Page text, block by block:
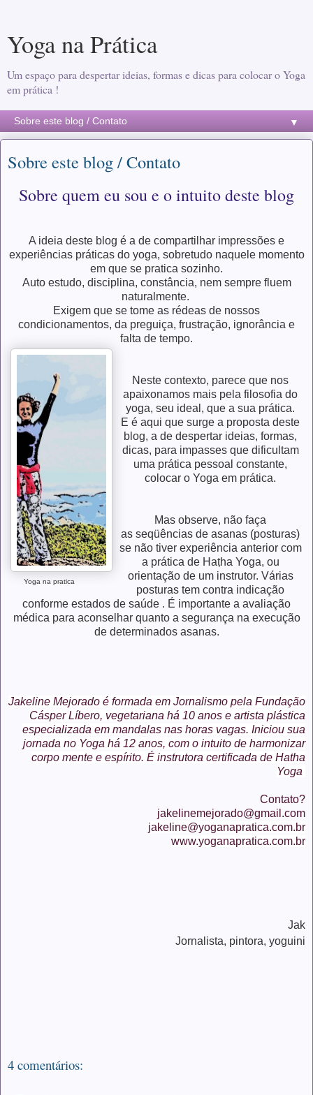
Yoga na Prática
Um espaço para despertar ideias, formas e dicas para colocar o Yoga
em prática !
▼
Sobre este blog / Contato
Sobre quem eu sou e o intuito deste blog
A ideia deste blog é a de compartilhar impressões e
experiências práticas do yoga, sobretudo naquele momento
em que se pratica sozinho.
Auto estudo, disciplina, constância, nem sempre fluem
naturalmente.
Exigem que se tome as rédeas de nossos
condicionamentos, da preguiça, frustração, ignorância e
falta de tempo.
Yoga na pratica
Neste contexto, parece que nos
apaixonamos mais pela filosofia do
yoga, seu ideal, que a sua prática.
E é aqui que surge a proposta deste
blog, a de despertar ideias, formas,
dicas, para impasses que dificultam
uma prática pessoal constante,
colocar o Yoga em prática.
Mas observe, não faça
as seqüências de asanas (posturas)
se não tiver experiência anterior com
a prática de Haṭha Yoga, ou
orientação de um instrutor. Várias
posturas tem contra indicação
conforme estados de saúde . É importante a avaliação
médica para aconselhar quanto a segurança na execução
de determinados asanas.
Jakeline Mejorado é formada em Jornalismo pela Fundação
Cásper Líbero, vegetariana há 10 anos e artista plástica
especializada em mandalas nas horas vagas. Iniciou sua
jornada no Yoga há 12 anos, com o intuito de harmonizar
corpo mente e espírito. É instrutora certificada de Hatha
Yoga
Contato?
jakelinemejorado@gmail.com
jakeline@yoganapratica.com.br
www.yoganapratica.com.br
Jak
Jornalista, pintora, yoguini
4 comentários: